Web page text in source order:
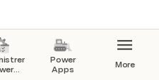
Power
Apps
More